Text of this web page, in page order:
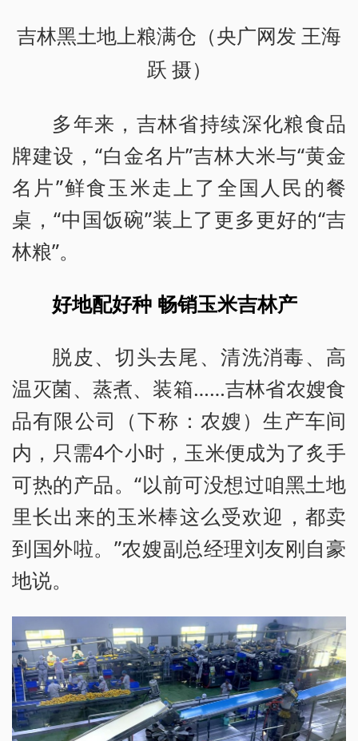
吉林黑土地上粮满仓（央广网发 王海
跃 摄）
多年来，吉林省持续深化粮食品
牌建设，“白金名片”吉林大米与“黄金
名片”鲜食玉米走上了全国人民的餐
桌，“中国饭碗”装上了更多更好的“吉
林粮”。
好地配好种 畅销玉米吉林产
脱皮、切头去尾、清洗消毒、高
温灭菌、蒸煮、装箱……吉林省农嫂食
品有限公司（下称：农嫂）生产车间
内，只需4个小时，玉米便成为了炙手
可热的产品。“以前可没想过咱黑土地
里长出来的玉米棒这么受欢迎，都卖
到国外啦。”农嫂副总经理刘友刚自豪
地说。